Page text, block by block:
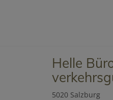
Helle
5020 Salzburg